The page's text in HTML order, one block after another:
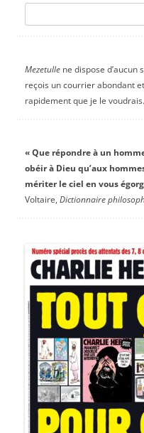
Mezetullene dispose d’aucun
reçois un courrier abondant
rapidement que je le
« Que répondre à un
obéir à Dieu qu’aux
mériter le ciel en vous
Voltaire, Dictionnaire